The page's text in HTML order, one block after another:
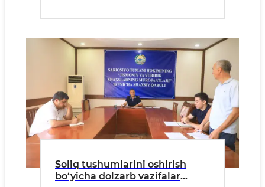
Soliq tushumlarini oshirish
bo‘yicha dolzarb vazifalar